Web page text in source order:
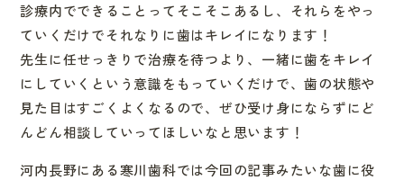
診療内でできることってそこそこあるし、それらをやっ
ていく だけでそれなりに歯はキレイになります！
先生に任せっきりで治療を待つより、一緒に歯をキレイ
にしていく という意識をもっていくだけで、歯の状態や
見た目はすごくよくな るので、ぜひ受け身にならずにど
んどん相談していってほしいなと 思います！
河内長野にある寒川歯科では今回の記事みたいな歯に役